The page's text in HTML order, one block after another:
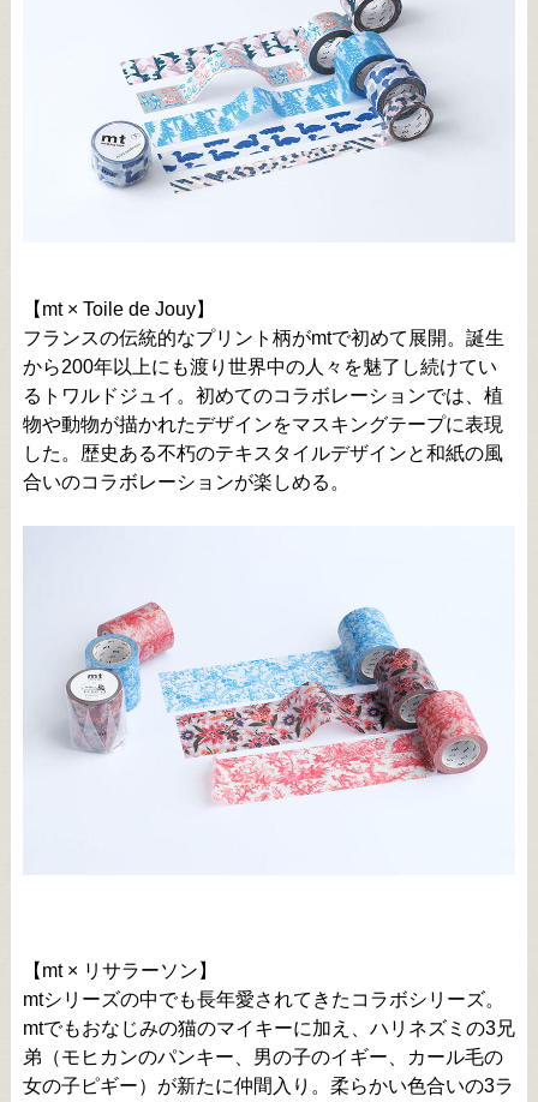
【mt × Toile de Jouy】
フランスの伝統的なプリント柄がmtで初めて展開。誕生
から200年以上にも渡り世界中の人々を魅了し続けてい
るトワルドジュイ。初めてのコラボレーションでは、植
物や動物が描かれたデザインをマスキングテープに表現
した。歴史ある不朽のテキスタイルデザインと和紙の風
合いのコラボレーションが楽しめる。
【mt × リサラーソン】
mtシリーズの中でも長年愛されてきたコラボシリーズ。
mtでもおなじみの猫のマイキーに加え、ハリネズミの3兄
弟（モヒカンのパンキー、男の子のイギー、カール毛の
女の子ピギー）が新たに仲間入り。柔らかい色合いの3ラ